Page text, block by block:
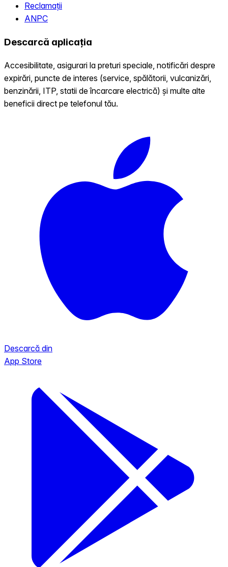
Reclamații
ANPC
Descarcă aplicația
Accesibilitate, asigurari la preturi speciale, notificări despre
expirări, puncte de interes (service, spălătorii, vulcanizări,
benzinării, ITP, statii de încarcare electrică) și multe alte
beneficii direct pe telefonul tău.
Descarcă din
App Store